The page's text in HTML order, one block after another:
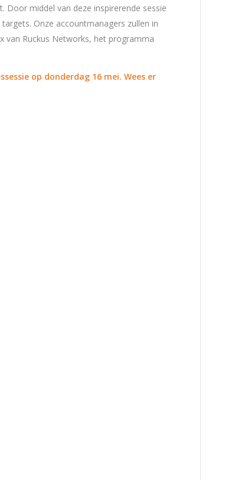
middel van deze inspirerende sessie
Onze accountmanagers zullen in
van Ruckus Networks, het programma
op donderdag 16 mei. Wees er